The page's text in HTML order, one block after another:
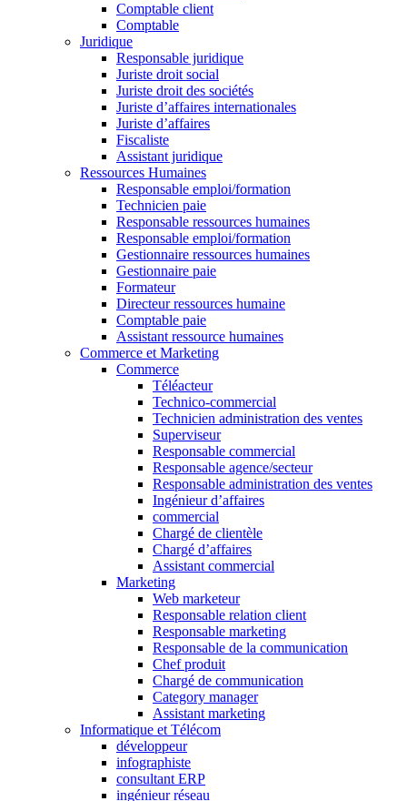
Comptable client
Comptable
Juridique
Responsable juridique
Juriste droit social
Juriste droit des sociétés
Juriste d’affaires internationales
Juriste d’affaires
Fiscaliste
Assistant juridique
Ressources Humaines
Responsable emploi/formation
Technicien paie
Responsable ressources humaines
Responsable emploi/formation
Gestionnaire ressources humaines
Gestionnaire paie
Formateur
Directeur ressources humaine
Comptable paie
Assistant ressource humaines
Commerce et Marketing
Commerce
Téléacteur
Technico-commercial
Technicien administration des ventes
Superviseur
Responsable commercial
Responsable agence/secteur
Responsable administration des ventes
Ingénieur d’affaires
commercial
Chargé de clientèle
Chargé d’affaires
Assistant commercial
Marketing
Web marketeur
Responsable relation client
Responsable marketing
Responsable de la communication
Chef produit
Chargé de communication
Category manager
Assistant marketing
Informatique et Télécom
développeur
infographiste
consultant ERP
ingénieur réseau